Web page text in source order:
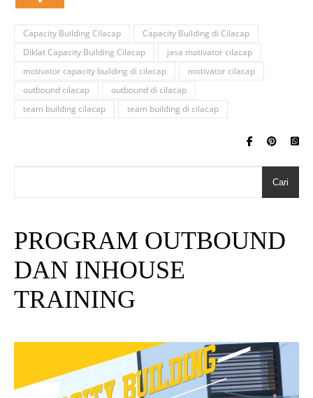
Capacity Building Cilacap
Capacity Building di Cilacap
Diklat Capacity Building Cilacap
jasa motivator cilacap
motivator capacity building di cilacap
motivator cilacap
outbound cilacap
outbound di cilacap
team building cilacap
team building di cilacap
Cari
PROGRAM OUTBOUND
DAN INHOUSE
TRAINING